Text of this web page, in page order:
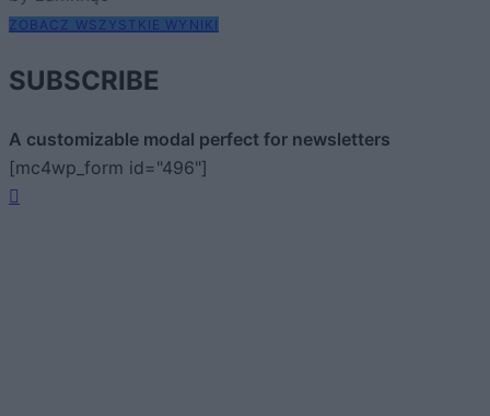
ZOBACZ WSZYSTKIE WYNIKI
SUBSCRIBE
A customizable modal perfect for newsletters
[mc4wp_form id="496"]